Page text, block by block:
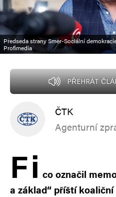
Předseda strany Směr-Sociální
Profimedia
PŘEHRÁT
ČTK
Agenturní
Fi co označil
a základ“ příští